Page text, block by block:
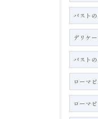
バスト
デリケ
バスト
ローマ
ローマ